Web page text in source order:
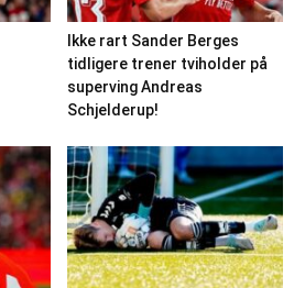
Ikke rart Sander Berges
tidligere trener tviholder på
superving Andreas
Schjelderup!